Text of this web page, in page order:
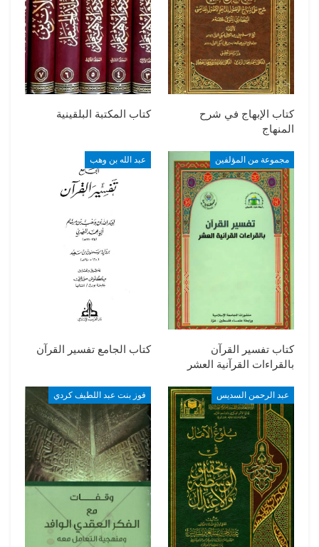
كتاب الإبهاج في شرح
المنهاج
كتاب المكتبة البلقينية
مجموعة من المؤلفين
كتاب تفسير القرآن
بالقراءات القرآنية العشر
عبد الله بن وهب
كتاب الجامع تفسير القرآن
عبد الرحمن السديس فوز بنت عبد اللطيف كردي